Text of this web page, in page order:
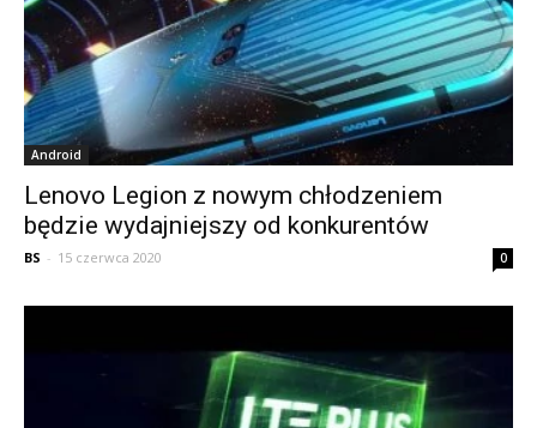
Android
Lenovo Legion z nowym chłodzeniem
będzie wydajniejszy od konkurentów
BS - 15 czerwca 2020 0